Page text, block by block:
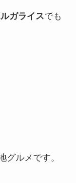
ガライスでも
グルメです。